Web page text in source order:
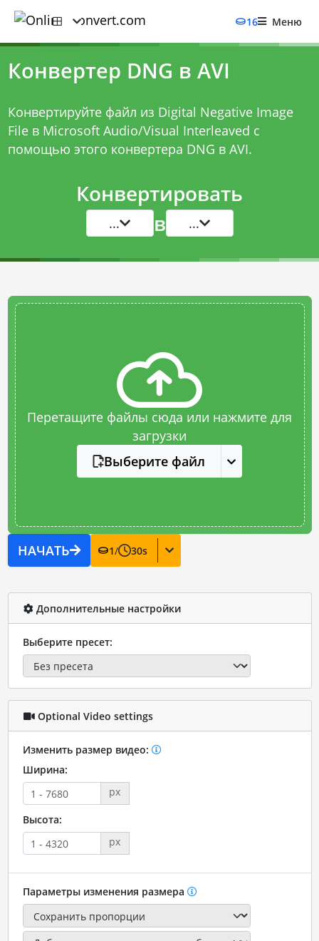
16 Меню
Конвертер DNG в AVI
Конвертируйте файл из Digital Negative Image
File в Microsoft Audio/Visual Interleaved с
помощью этого конвертера DNG в AVI.
Конвертировать
... в ...
Перетащите файлы сюда или нажмите для
загрузки
Выберите файл
НАЧАТЬ 1/ 30s
Дополнительные настройки
Выберите пресет:
Optional Video settings
Изменить размер видео:
Ширина:
px
Высота:
px
Параметры изменения размера